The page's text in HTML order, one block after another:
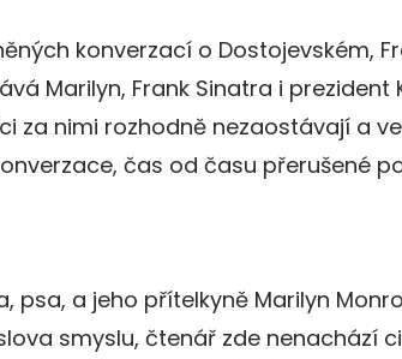
konverzací o Dostojevském,
Marilyn, Frank Sinatra i prezident
za nimi rozhodně nezaostávají a
čas od času přerušené
psa, a jeho přítelkyně Marilyn
smyslu, čtenář zde nenachází